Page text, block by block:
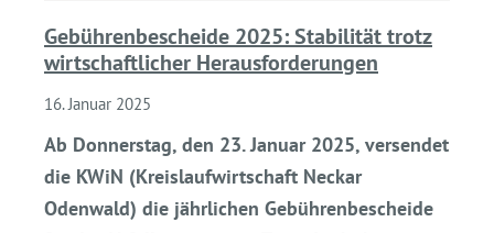
Gebührenbescheide 2025: Stabilität trotz
wirtschaftlicher Herausforderungen
16. Januar 2025
Ab Donnerstag, den 23. Januar 2025, versendet
die KWiN (Kreislaufwirtschaft Neckar
Odenwald) die jährlichen Gebührenbescheide